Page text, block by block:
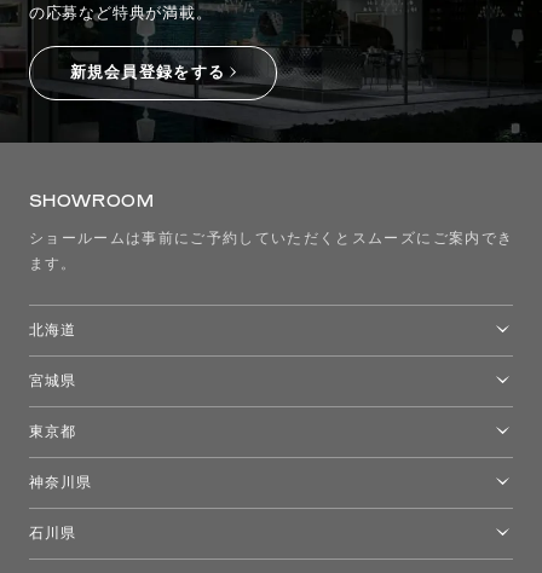
の応募など特典が満載。
新規会員登録をする
SHOWROOM
ショールームは事前にご予約していただくとスムーズにご案内でき
ます。
北海道
宮城県
東京都
モーイ東京
キーブー東京
神奈川県
石川県